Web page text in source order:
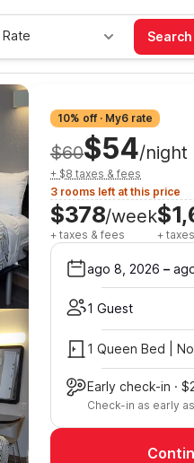
Search
10% off · My6 rate
$60$54/night
+ $8 taxes & fees
3 rooms left at this price
$378/week
+ taxes & fees +
ago 8, 2026 –
1 Guest
1 Queen Bed |
Early check-in ·
Check-in as early